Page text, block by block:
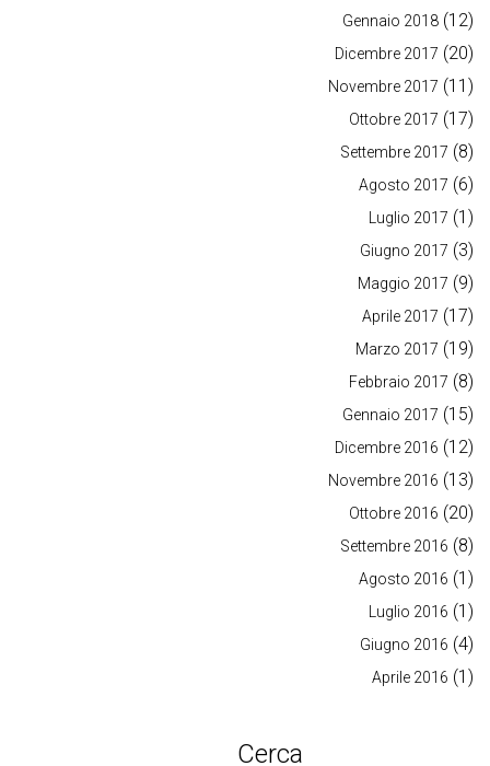
Gennaio 2018 (12)
Dicembre 2017 (20)
Novembre 2017 (11)
Ottobre 2017 (17)
Settembre 2017 (8)
Agosto 2017 (6)
Luglio 2017 (1)
Giugno 2017 (3)
Maggio 2017 (9)
Aprile 2017 (17)
Marzo 2017 (19)
Febbraio 2017 (8)
Gennaio 2017 (15)
Dicembre 2016 (12)
Novembre 2016 (13)
Ottobre 2016 (20)
Settembre 2016 (8)
Agosto 2016 (1)
Luglio 2016 (1)
Giugno 2016 (4)
Aprile 2016 (1)
Cerca